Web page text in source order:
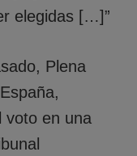
elegidas […]”
Plena
voto en una